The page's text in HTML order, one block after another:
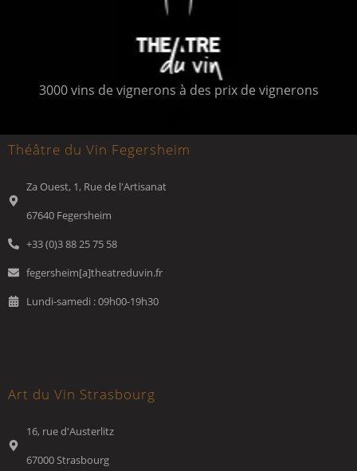
3000 vins de vignerons à des prix de vignerons
Théâtre du Vin Fegersheim
Za Ouest, 1, Rue de l'Artisanat
67640 Fegersheim
+33 (0)3 88 25 75 58
fegersheim[a]theatreduvin.fr
Lundi-samedi : 09h00-19h30
Art du Vin Strasbourg
16, rue d'Austerlitz
67000 Strasbourg